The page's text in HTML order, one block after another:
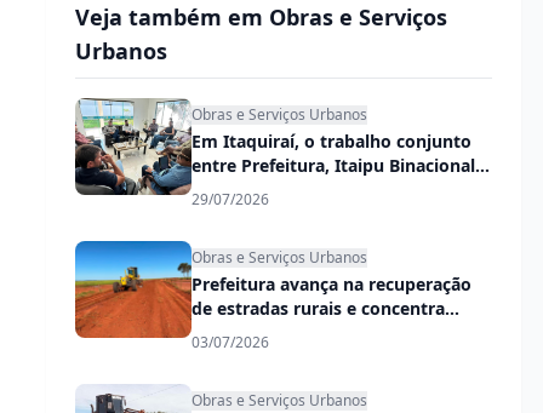
Veja também em Obras e Serviços
Urbanos
Obras e Serviços Urbanos
Em Itaquiraí, o trabalho conjunto
entre Prefeitura, Itaipu Binacional e
Consórcio Conisul garante mais
29/07/2026
Obras e Serviços Urbanos
Prefeitura avança na recuperação
de estradas rurais e concentra
esforços em trechos mais críticos
03/07/2026
Obras e Serviços Urbanos